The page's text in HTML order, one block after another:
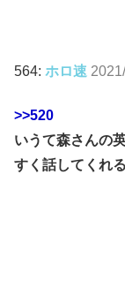
564: ホロ速
>>520
いうて森さんの
すく話してくれ